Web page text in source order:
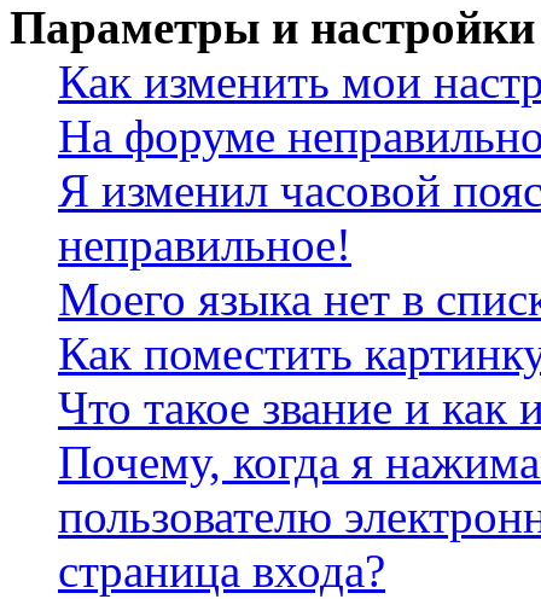
Параметры и настройки
Как изменить мои
На форуме
Я изменил часовой
неправильное!
Моего языка нет в
Как поместить
Что такое звание и как
Почему, когда я
пользователю
страница входа?